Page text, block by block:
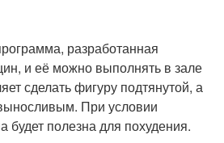
разработанная
и её можно выполнять в зале
сделать фигуру подтянутой, а
При условии
будет полезна для похудения.